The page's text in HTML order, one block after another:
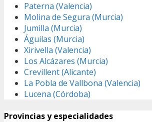
Paterna (Valencia)
Molina de Segura (Murcia)
Jumilla (Murcia)
Águilas (Murcia)
Xirivella (Valencia)
Los Alcázares (Murcia)
Crevillent (Alicante)
La Pobla de Vallbona (Valencia)
Lucena (Córdoba)
Provincias y especialidades